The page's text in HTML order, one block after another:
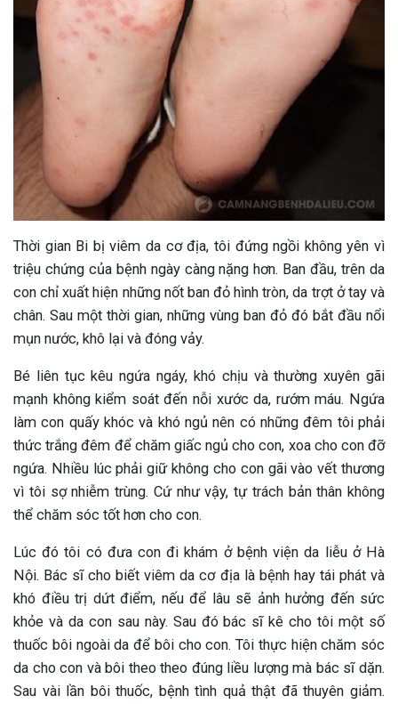
Thời gian Bi bị viêm da cơ địa, tôi đứng ngồi không yên vì
triệu chứng của bệnh ngày càng nặng hơn. Ban đầu, trên da
con chỉ xuất hiện những nốt ban đỏ hình tròn, da trợt ở tay và
chân. Sau một thời gian, những vùng ban đỏ đó bắt đầu nổi
mụn nước, khô lại và đóng vảy.
Bé liên tục kêu ngứa ngáy, khó chịu và thường xuyên gãi
mạnh không kiểm soát đến nỗi xước da, rướm máu. Ngứa
làm con quấy khóc và khó ngủ nên có những đêm tôi phải
thức trắng đêm để chăm giấc ngủ cho con, xoa cho con đỡ
ngứa. Nhiều lúc phải giữ không cho con gãi vào vết thương
vì tôi sợ nhiễm trùng. Cứ như vậy, tự trách bản thân không
thể chăm sóc tốt hơn cho con.
Lúc đó tôi có đưa con đi khám ở bệnh viện da liễu ở Hà
Nội. Bác sĩ cho biết viêm da cơ địa là bệnh hay tái phát và
khó điều trị dứt điểm, nếu để lâu sẽ ảnh hưởng đến sức
khỏe và da con sau này. Sau đó bác sĩ kê cho tôi một số
thuốc bôi ngoài da để bôi cho con. Tôi thực hiện chăm sóc
da cho con và bôi theo theo đúng liều lượng mà bác sĩ dặn.
Sau vài lần bôi thuốc, bệnh tình quả thật đã thuyên giảm.